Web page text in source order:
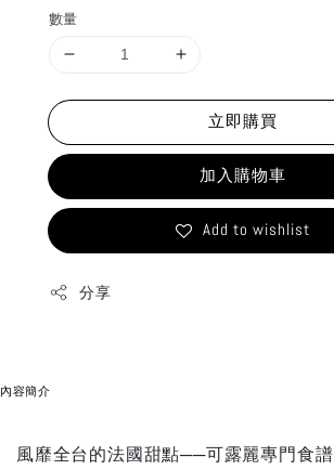
數量
立即購買
加入購物車
Add to wishlist
分享
內容簡介
風靡全台的法國甜點──可露麗專門食譜